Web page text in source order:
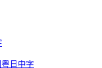
日中字